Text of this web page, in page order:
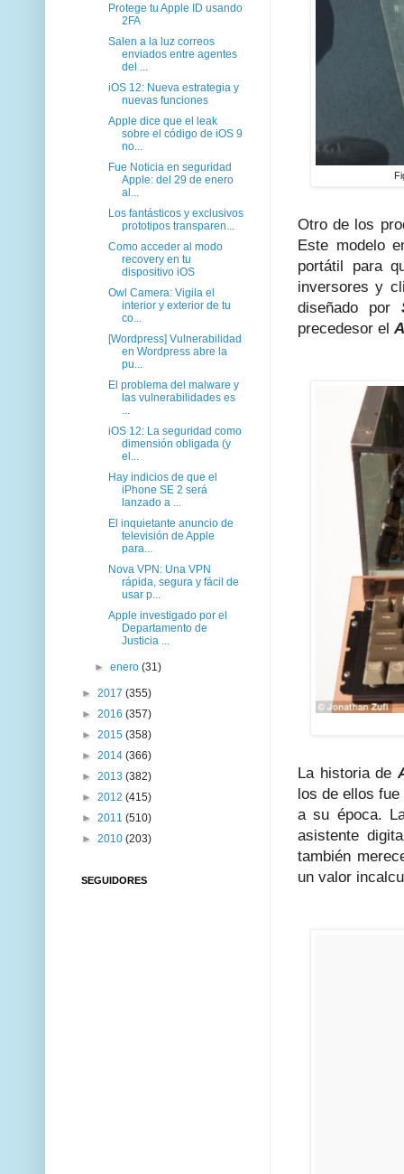
Otro de los
Este modelo
portátil para
inversores y
diseñado por
precedesor el
La historia de
los de ellos
a su época.
asistente
también
un valor
Protege tu Apple ID usando
2FA
Salen a la luz correos
enviados entre agentes
del ...
iOS 12: Nueva estrategia y
nuevas funciones
Apple dice que el leak
sobre el código de iOS 9
no...
Fue Noticia en seguridad
Apple: del 29 de enero
al...
Los fantásticos y exclusivos
prototipos transparen...
Como acceder al modo
recovery en tu
dispositivo iOS
Owl Camera: Vigila el
interior y exterior de tu
co...
[Wordpress] Vulnerabilidad
en Wordpress abre la
pu...
El problema del malware y
las vulnerabilidades es
iOS 12: La seguridad como
dimensión obligada (y
el...
Hay indicios de que el
iPhone SE 2 será
lanzado a ...
El inquietante anuncio de
televisión de Apple
para...
Nova VPN: Una VPN
rápida, segura y fácil de
usar p...
Apple investigado por el
Departamento de
Justicia ...
►enero(31)
► 2017 (355)
► 2016 (357)
► 2015 (358)
► 2014 (366)
► 2013 (382)
► 2012 (415)
► 2011 (510)
► 2010 (203)
SEGUIDORES